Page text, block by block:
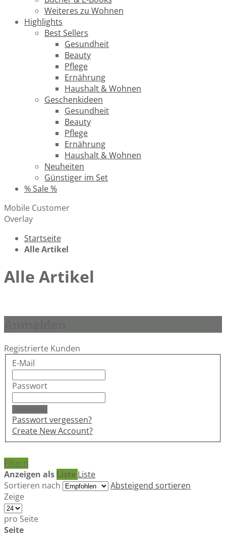
Weiteres zu Wohnen
Highlights
Best Sellers
Gesundheit
Beauty
Pflege
Ernährung
Haushalt & Wohnen
Geschenkideen
Gesundheit
Beauty
Pflege
Ernährung
Haushalt & Wohnen
Neuheiten
Günstiger im Set
% Sale %
Mobile Customer
Overlay
Startseite
Alle Artikel
Alle Artikel
Registrierte Kunden
E-Mail
Passwort
Passwort vergessen?
Create New Account?
Filtern
Anzeigen als Liste Liste
Sortieren nach
Absteigend sortieren
Zeige
pro Seite
Seite